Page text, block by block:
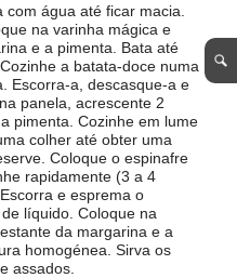
água até ficar macia.
na varinha mágica e
e a pimenta. Bata até
a batata-doce numa
Escorra-a, descasque-a e
panela, acrescente 2
pimenta. Cozinhe em lume
colher até obter uma
Coloque o espinafre
rapidamente (3 a 4
e esprema o
líquido. Coloque na
da margarina e a
homogénea. Sirva os
assados.